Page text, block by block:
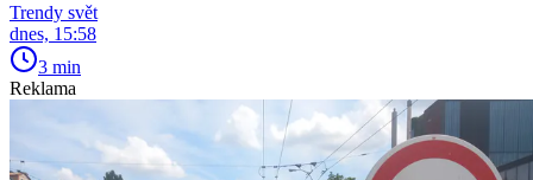
Trendy svět
dnes, 15:58
3 min
Reklama